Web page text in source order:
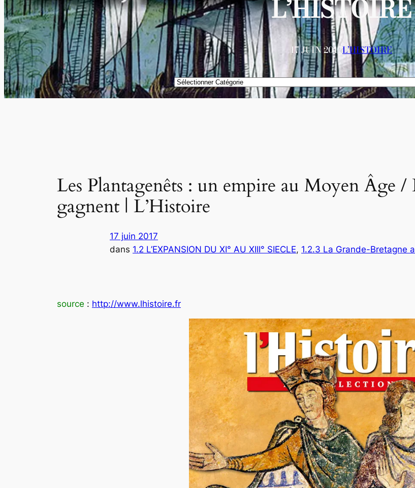
L’HISTOIRE
17 JUIN 2017L’HISTOIRE
Catégories
Les Plantagenêts : un empire au Moyen Âge /
gagnent | L’Histoire
17 juin 2017
dans 1.2 L’EXPANSION DU XI° AU XIII° SIECLE, 1.2.3 La Grande-Bretagne
source : http://www.lhistoire.fr